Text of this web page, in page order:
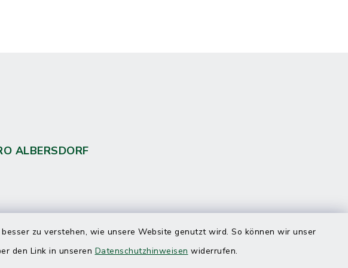
zu verstehen, wie unsere Website genutzt wird. So können wir unser
den Link in unseren Datenschutzhinweisen widerrufen.
ALBERSDORF
per